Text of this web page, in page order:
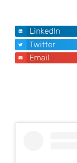
LinkedIn
Twitter
Email